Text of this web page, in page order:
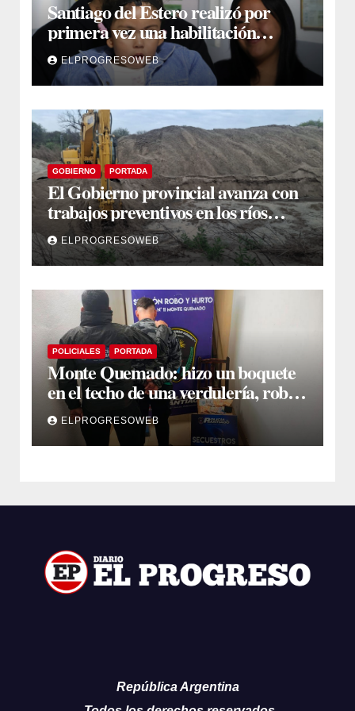
Santiago del Estero realizó por
primera vez una habilitación
auditiva con vincha de conducción
óseaELPROGRESOWEB
GOBIERNO PORTADA
El Gobierno provincial avanza con
trabajos preventivos en los ríos
Dulce y Salado y en los Bajos
Submeridionales
ELPROGRESOWEB
POLICIALES PORTADA
Monte Quemado: hizo un boquete
en el techo de una verdulería, robó
$800.000 y cayó tras ser filmado
ELPROGRESOWEB
República Argentina